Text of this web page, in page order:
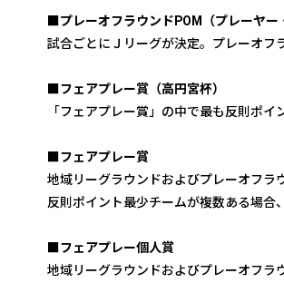
■プレーオフラウンドPOM（プレーヤー
試合ごとにＪリーグが決定。プレーオフ
■フェアプレー賞（高円宮杯）
「フェアプレー賞」の中で最も反則ポイ
■フェアプレー賞
地域リーグラウンドおよびプレーオフラ
反則ポイント最少チームが複数ある場合
■フェアプレー個人賞
地域リーグラウンドおよびプレーオフラ